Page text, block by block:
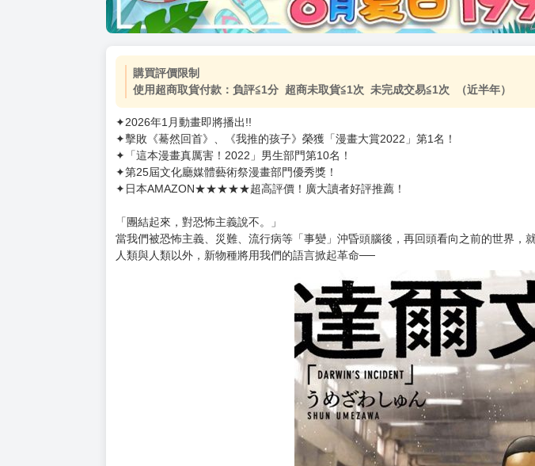
加價購 ( 共
(加購品) 買動漫★《$15元-加固紙箱包裝》
-
+
購買評價限制
使用超商取貨付款：負評≦1分 超商未取貨≦1次 未完成交易≦1次 （近半年）
✦擊敗《驀然回首》、《我推的孩子》榮獲「漫畫大賞2022」第1名！
✦「這本漫畫真厲害！2022」男生部門第10名！
✦第25屆文化廳媒體藝術祭漫畫部門優秀獎！
✦日本AMAZON★★★★★超高評價！廣大讀者好評推薦！
當我們被恐怖主義、災難、流行病等「事變」沖昏頭腦後，再回頭看向之前的世界，
人類與人類以外，新物種將用我們的語言掀起革命──